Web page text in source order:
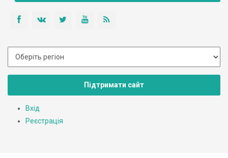
Підтримати сайт
Вхід
Реєстрація